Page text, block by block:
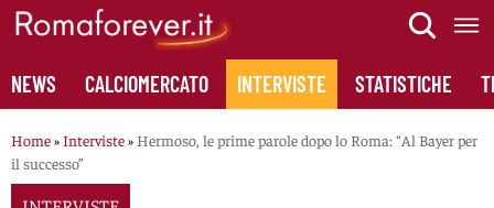
Skip
content
NEWS CALCIOMERCATO INTERVISTE STATISTICHE
Home»Interviste» Hermoso, le prime parole dopo lo Roma: “Al Bayer per
il successo”